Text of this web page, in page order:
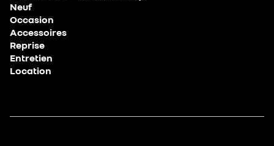
Neuf
Occasion
Accessoires
Reprise
Entretien
Location